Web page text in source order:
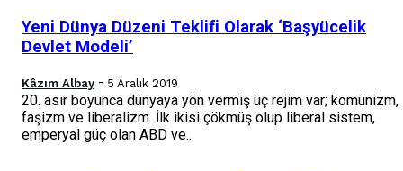
Yeni Dünya Düzeni Teklifi Olarak ‘Başyücelik
Devlet Modeli’
Kâzım Albay - 5 Aralık 2019
20. asır boyunca dünyaya yön vermiş üç rejim var; komünizm,
faşizm ve liberalizm. İlk ikisi çökmüş olup liberal sistem,
emperyal güç olan ABD ve...